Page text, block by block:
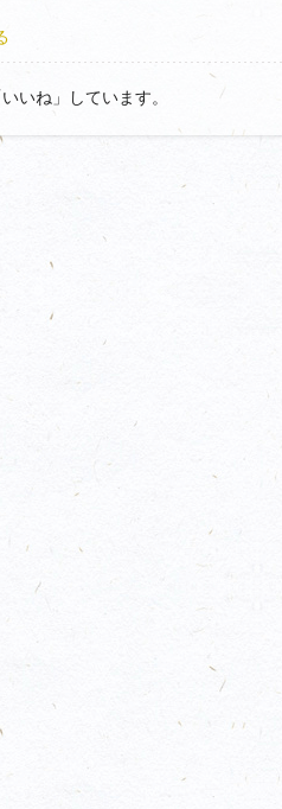
天守へ。
階段が急。最大60°あるとのこと。
感じさせます。
がら東門の馬出しへ。道の高低差
位置を見ると、昔の堀の形状を感じ
本道を外して歩くと古い街並みを感
そうなお店もたくさん見つけたの
いね」しています。